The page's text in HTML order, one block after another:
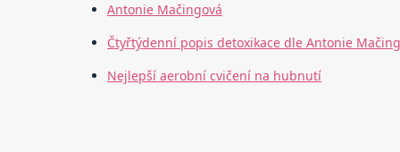
Antonie Mačingová
Čtyřtýdenní popis detoxikace dle Antonie
Nejlepší aerobní cvičení na hubnutí